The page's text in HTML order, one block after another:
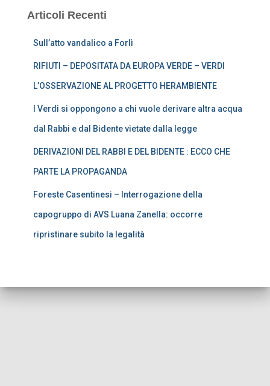
Articoli Recenti
Sull’atto vandalico a Forlì
RIFIUTI – DEPOSITATA DA EUROPA VERDE – VERDI
L’OSSERVAZIONE AL PROGETTO HERAMBIENTE
I Verdi si oppongono a chi vuole derivare altra acqua
dal Rabbi e dal Bidente vietate dalla legge
DERIVAZIONI DEL RABBI E DEL BIDENTE : ECCO CHE
PARTE LA PROPAGANDA
Foreste Casentinesi – Interrogazione della
capogruppo di AVS Luana Zanella: occorre
ripristinare subito la legalità